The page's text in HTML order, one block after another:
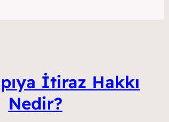
İtiraz Hakkı
Nedir?